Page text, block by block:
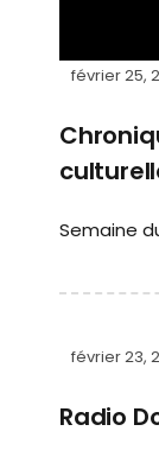
février 25,
Semaine
février 23,
Radio